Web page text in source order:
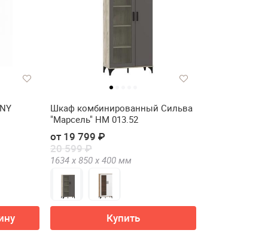
Шкаф комбинированный Сильва
"Марсель" НМ 013.52
от 19 799 ₽
20 599 ₽
1634 х 850 х 400 мм
Купить